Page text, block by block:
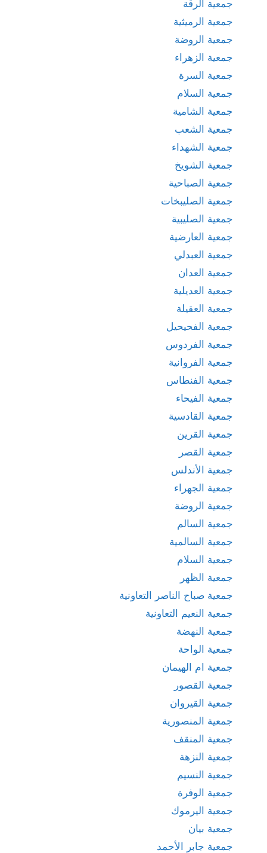
جمعية الرقة
جمعية الرميثية
جمعية الروضة
جمعية الزهراء
جمعية السرة
جمعية السلام
جمعية الشامية
جمعية الشعب
جمعية الشهداء
جمعية الشويخ
جمعية الصباحية
جمعية الصليبخات
جمعية الصليبية
جمعية العارضية
جمعية العبدلي
جمعية العدان
جمعية العديلية
جمعية العقيلة
جمعية الفحيحيل
جمعية الفردوس
جمعية الفروانية
جمعية الفنطاس
جمعية الفيحاء
جمعية القادسية
جمعية القرين
جمعية القصر
جمعية الأندلس
جمعية الجهراء
جمعية الروضة
جمعية السالم
جمعية السالمية
جمعية السلام
جمعية الظهر
جمعية صباح الناصر التعاونية
جمعية النعيم التعاونية
جمعية النهضة
جمعية الواحة
جمعية ام الهيمان
جمعية القصور
جمعية القيروان
جمعية المنصورية
جمعية المنقف
جمعية النزهة
جمعية النسيم
جمعية الوفرة
جمعية اليرموك
جمعية بيان
جمعية جابر الأحمد